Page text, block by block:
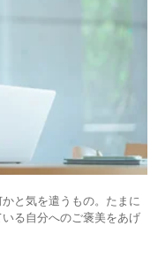
と気を遣うもの。たまに
る自分へのご褒美をあげ